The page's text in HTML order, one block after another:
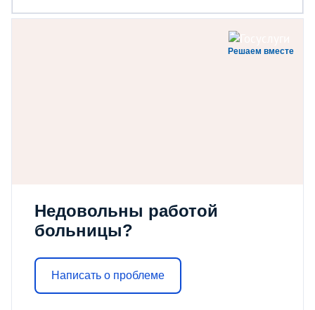
Решаем вместе
Недовольны работой
больницы?
Написать о проблеме